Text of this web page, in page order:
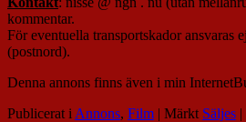
kommentar.
För eventuella transportskador ansvaras
(postnord).
Denna annons finns även i min
Publicerat i Annons, Film | Märkt Säljes |